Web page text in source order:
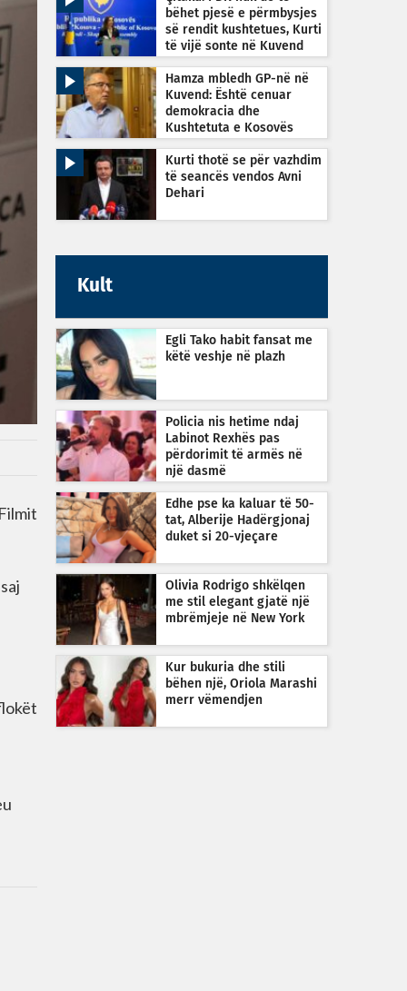
bëhet pjesë e përmbysjes
së rendit kushtetues, Kurti
të vijë sonte në Kuvend
Hamza mbledh GP-në në
Kuvend: Është cenuar
demokracia dhe
Kushtetuta e Kosovës
Kurti thotë se për vazhdim
të seancës vendos Avni
Dehari
Kult
Egli Tako habit fansat me
këtë veshje në plazh
Policia nis hetime ndaj
Labinot Rexhës pas
përdorimit të armës në
një dasmë
Edhe pse ka kaluar të 50-
tat, Alberije Hadërgjonaj
duket si 20-vjeçare
Olivia Rodrigo shkëlqen
me stil elegant gjatë një
mbrëmjeje në New York
Kur bukuria dhe stili
bëhen një, Oriola Marashi
merr vëmendjen